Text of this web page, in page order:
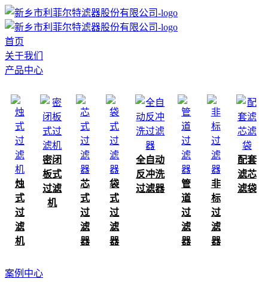
首页
关于我们
产品中心
烛
式
过
滤
机
密闭
板式
过滤
机
芯
式
过
滤
器
袋
式
过
滤
器
全自动
反冲洗
过滤器
管
道
过
滤
器
非
标
过
滤
器
配套
滤芯
滤袋
案例中心